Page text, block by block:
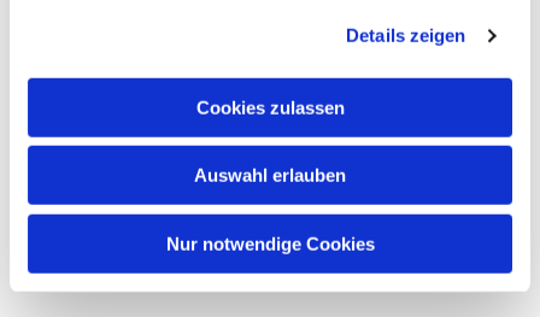
Details zeigen
Cookies zulassen
Auswahl erlauben
Nur notwendige Cookies
interessieren